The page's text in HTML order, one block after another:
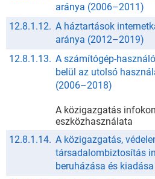
aránya (2006–2011)
12.8.1.12. A háztartások
aránya (2012–2019)
12.8.1.13. A számítógép-
belül az utolsó
(2006–2018)
A közigazgatás
eszközhasználata
12.8.1.14. A közigazgatás,
társadalombiztosítás
beruházása és kiadása